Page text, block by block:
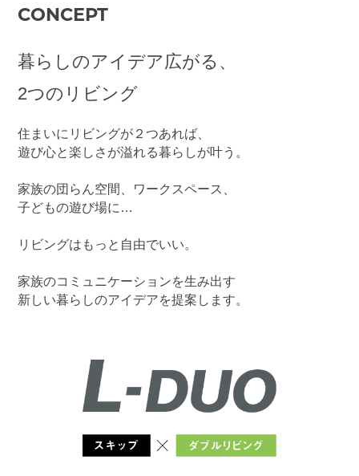
CONCEPT
暮らしのアイデア広がる、
2つのリビング
住まいにリビングが２つあれば、
遊び心と楽しさが溢れる暮らしが叶う。
家族の団らん空間、ワークスペース、
子どもの遊び場に…
リビングはもっと自由でいい。
家族のコミュニケーションを生み出す
新しい暮らしのアイデアを提案します。